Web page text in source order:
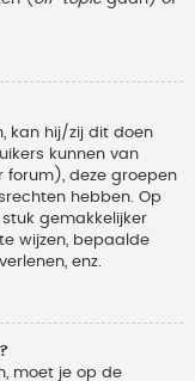
kan hij/zij dit doen
kunnen van
forum), deze groepen
hebben. Op
gemakkelijker
wijzen, bepaalde
enz.
moet je op de